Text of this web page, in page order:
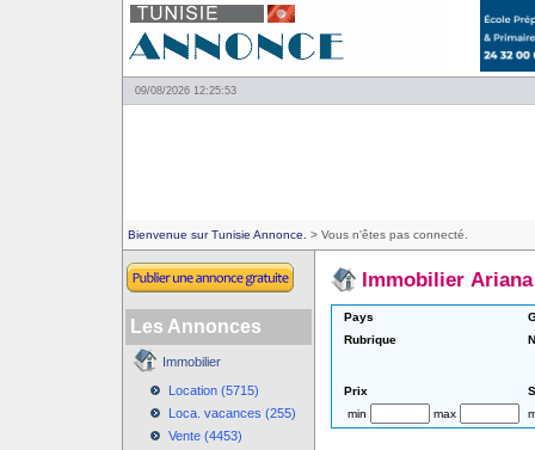
09/08/2026 12:25:53
Bienvenue sur Tunisie Annonce. > Vous n'êtes pas connecté.
Les Annonces
Immobilier
Location (5715)
Loca. vacances (255)
Vente (4453)
Immobilier Ariana
Pays
Rubrique
Prix
min
max